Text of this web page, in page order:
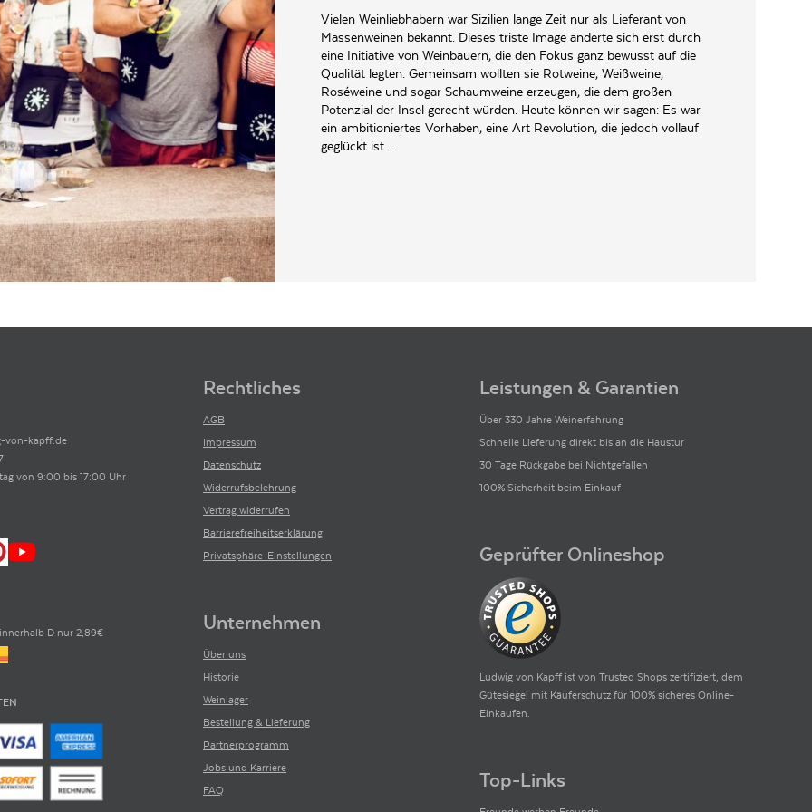
115 I-92013 Menfi
Vielen Weinliebhabern war Sizilien lange Zeit nur als Lieferant von
Massenweinen bekannt. Dieses triste Image änderte sich erst durch
eine Initiative von Weinbauern, die den Fokus ganz bewusst auf die
Qualität legten. Gemeinsam wollten sie Rotweine, Weißweine,
Roséweine und sogar Schaumweine erzeugen, die dem großen
Potenzial der Insel gerecht würden. Heute können wir sagen: Es war
ein ambitioniertes Vorhaben, eine Art Revolution, die jedoch vollauf
geglückt ist ...
von-kapff.de
von 9:00 bis 17:00 Uhr
D nur 2,89€
Rechtliches
AGB
Impressum
Datenschutz
Widerrufsbelehrung
Vertrag widerrufen
Barrierefreiheitserklärung
Privatsphäre-Einstellungen
Unternehmen
Über uns
Historie
Weinlager
Bestellung & Lieferung
Partnerprogramm
Jobs und Karriere
FAQ
Leistungen & Garantien
Über 330 Jahre Weinerfahrung
Schnelle Lieferung direkt bis an die Haustür
30 Tage Rückgabe bei Nichtgefallen
100% Sicherheit beim Einkauf
Geprüfter Onlineshop
Ludwig von Kapff ist von Trusted Shops zertifiziert, dem
Gütesiegel mit Käuferschutz für 100% sicheres Online-
Einkaufen.
Top-Links